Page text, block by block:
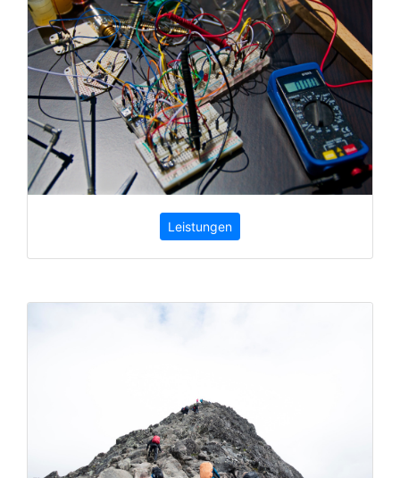
Leistungen